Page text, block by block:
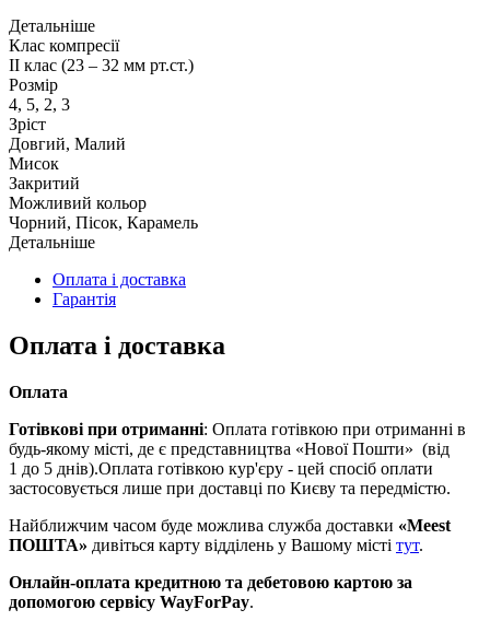
Детальніше
Клас компресії
II клас (23 – 32 мм рт.ст.)
Розмір
4, 5, 2, 3
Зріст
Довгий, Малий
Мисок
Закритий
Можливий кольор
Чорний, Пісок, Карамель
Детальніше
Оплата і доставка
Гарантія
Оплата і доставка
Оплата
Готівкові при отриманні: Оплата готівкою при отриманні в
будь-якому місті, де є представництва «Нової Пошти» (від
1 до 5 днів).Оплата готівкою кур'єру - цей спосіб оплати
застосовується лише при доставці по Києву та передмістю.
Найближчим часом буде можлива служба доставки «Meest
ПОШТА» дивіться карту відділень у Вашому місті тут.
Онлайн-оплата кредитною та дебетовою картою за
допомогою сервісу WayForPay.